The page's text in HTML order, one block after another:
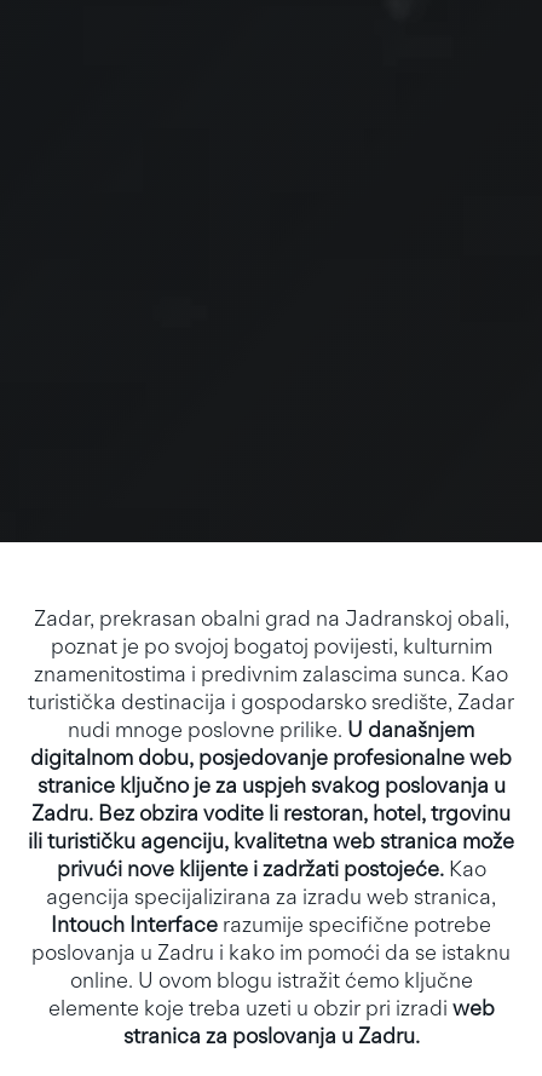
Zadar, prekrasan obalni grad na Jadranskoj obali,
poznat je po svojoj bogatoj povijesti, kulturnim
znamenitostima i predivnim zalascima sunca. Kao
turistička destinacija i gospodarsko središte, Zadar
nudi mnoge poslovne prilike. U današnjem
digitalnom dobu, posjedovanje profesionalne web
stranice ključno je za uspjeh svakog poslovanja u
Zadru. Bez obzira vodite li restoran, hotel, trgovinu
ili turističku agenciju, kvalitetna web stranica može
privući nove klijente i zadržati postojeće.Kao
agencija specijalizirana za izradu web stranica,
Intouch Interface razumije specifične potrebe
poslovanja u Zadru i kako im pomoći da se istaknu
online. U ovom blogu istražit ćemo ključne
elemente koje treba uzeti u obzir pri izradi web
stranica za poslovanja u Zadru.